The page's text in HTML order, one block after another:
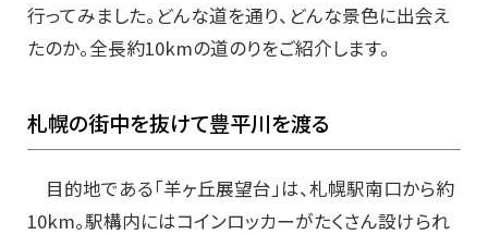
行ってみました。どんな道を通り、どんな景色に出会え
たのか。全長約10kmの道のりをご紹介します。
札幌の街中を抜けて豊平川を渡る
目的地である「羊ヶ丘展望台」は、札幌駅南口から約
10km。駅構内にはコインロッカーがたくさん設けられ